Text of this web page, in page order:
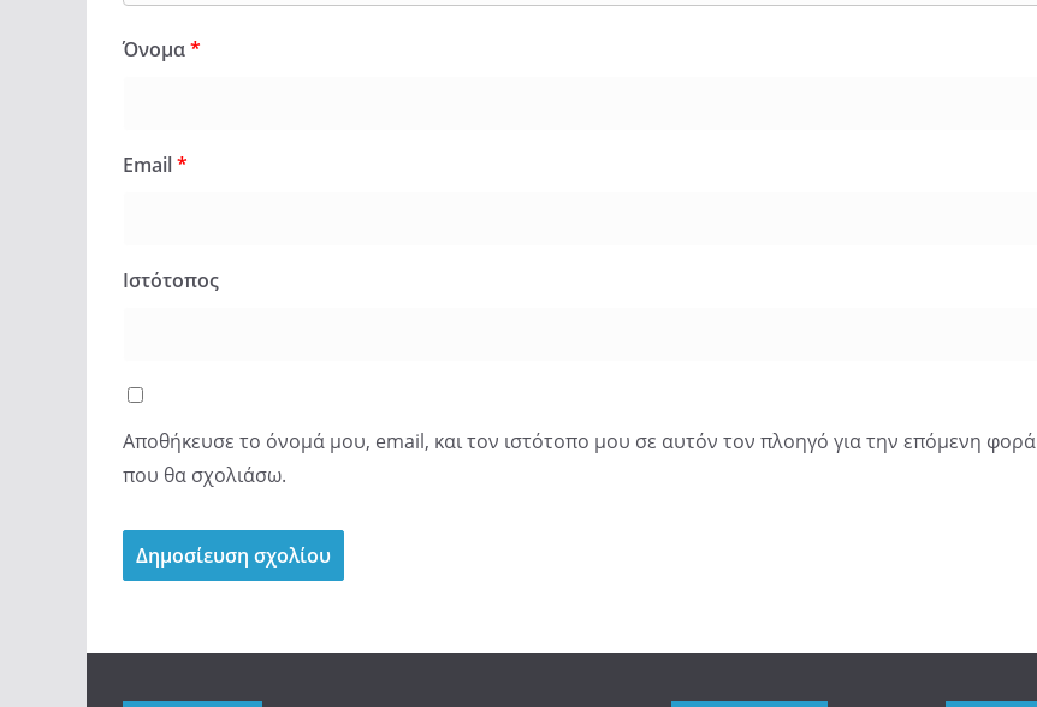
Όνομα*
Email*
Ιστότοπος
Αποθήκευσε το όνομά μου, email, και τον ιστότοπο μου σε αυτόν τον πλοηγό για την επόμενη φορά
που θα σχολιάσω.